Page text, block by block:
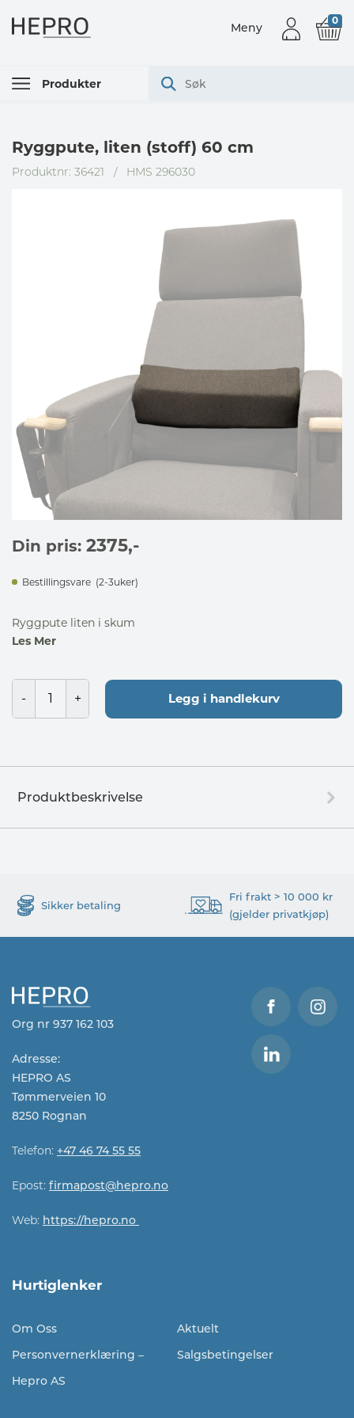
Produkter
Meny
0
Ryggpute, liten (stoff) 60 cm
Produktnr: 36421 / HMS 296030
Din pris: 2375,-
Bestillingsvare (2-3uker)
Ryggpute liten i skum
Les Mer
Legg i handlekurv
Produktbeskrivelse
Sikker betaling
Fri frakt > 10 000 kr
(gjelder privatkjøp)
Org nr 937 162 103
Adresse:
HEPRO AS
Tømmerveien 10
8250 Rognan
Telefon: +47 46 74 55 55
Epost: firmapost@hepro.no​​
Web: https://hepro.no
Hurtiglenker
Om Oss
Aktuelt
Personvernerklæring –
Hepro AS
Salgsbetingelser